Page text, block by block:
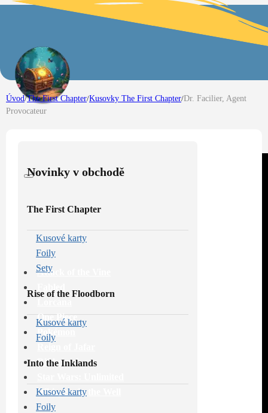
Attack of the Vine
One Piece
Pokémon
Riftbound
Whispers in the Well
Úvod/The First Chapter/Kusovky The First Chapter/Dr. Facilier, Agent
Provocateur
Novinky v obchodě
The First Chapter
Kusové karty
Foily
Sety
Rise of the Floodborn
Kusové karty
Foily
Into the Inklands
Kusové karty
Foily